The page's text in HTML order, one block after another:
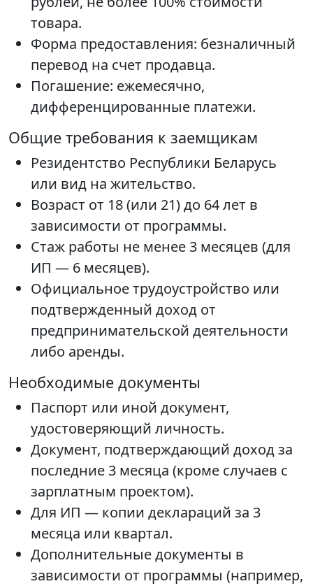
товара.
Форма предоставления: безналичный
перевод на счет продавца.
Погашение: ежемесячно,
дифференцированные платежи.
Общие требования к заемщикам
Резидентство Республики Беларусь
или вид на жительство.
Возраст от 18 (или 21) до 64 лет в
зависимости от программы.
Стаж работы не менее 3 месяцев (для
ИП — 6 месяцев).
Официальное трудоустройство или
подтвержденный доход от
предпринимательской деятельности
либо аренды.
Необходимые документы
Паспорт или иной документ,
удостоверяющий личность.
Документ, подтверждающий доход за
последние 3 месяца (кроме случаев с
зарплатным проектом).
Для ИП — копии деклараций за 3
месяца или квартал.
Дополнительные документы в
зависимости от программы (например,